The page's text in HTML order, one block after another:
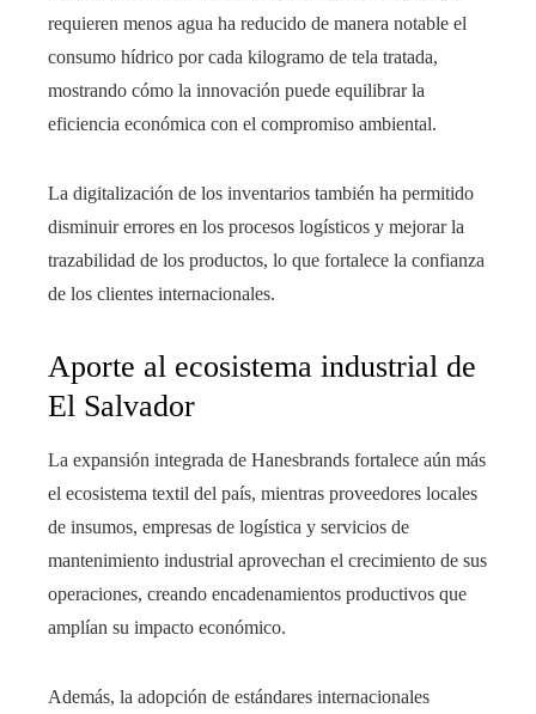
requieren menos agua ha reducido de manera notable el
consumo hídrico por cada kilogramo de tela tratada,
mostrando cómo la innovación puede equilibrar la
eficiencia económica con el compromiso ambiental.
La digitalización de los inventarios también ha permitido
disminuir errores en los procesos logísticos y mejorar la
trazabilidad de los productos, lo que fortalece la confianza
de los clientes internacionales.
Aporte al ecosistema industrial de
El Salvador
La expansión integrada de Hanesbrands fortalece aún más
el ecosistema textil del país, mientras proveedores locales
de insumos, empresas de logística y servicios de
mantenimiento industrial aprovechan el crecimiento de sus
operaciones, creando encadenamientos productivos que
amplían su impacto económico.
Además, la adopción de estándares internacionales